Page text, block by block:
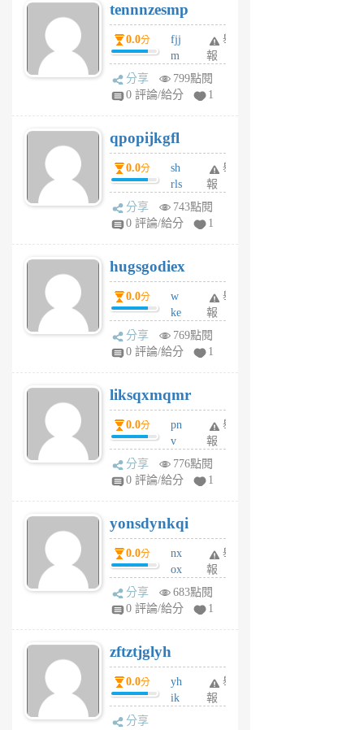
6
個
月
前
tennnzesmp
0.0分
fjj
m
w
rs
6
個
月
前
舉
報
分享
799點閱
0 評論/給分
1
qpopijkgfl
0.0分
sh
rls
k
m
6
個
月
前
舉
報
分享
743點閱
0 評論/給分
1
hugsgodiex
0.0分
w
ke
rv
pj
6
個
月
前
舉
報
分享
769點閱
0 評論/給分
1
liksqxmqmr
0.0分
pn
v
wt
sv
6
個
月
前
舉
報
分享
776點閱
0 評論/給分
1
yonsdynkqi
0.0分
nx
ox
rh
pe
月
前
舉
報
分享
683點閱
0 評論/給分
1
zftztjglyh
0.0分
yh
ik
舉
報
分享